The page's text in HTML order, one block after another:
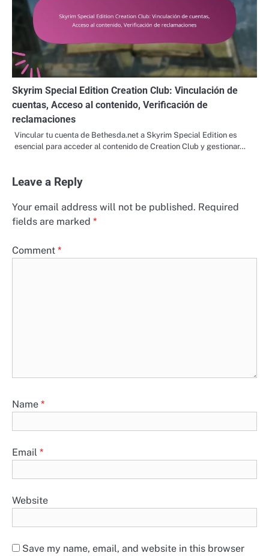
Skyrim Special Edition Creation Club: Vinculación de
cuentas, Acceso al contenido, Verificación de
reclamaciones
Vincular tu cuenta de Bethesda.net a Skyrim Special Edition es
esencial para acceder al contenido de Creation Club y gestionar…
Leave a Reply
Your email address will not be published. Required
fields are marked *
Comment *
Name *
Email *
Website
Save my name, email, and website in this browser